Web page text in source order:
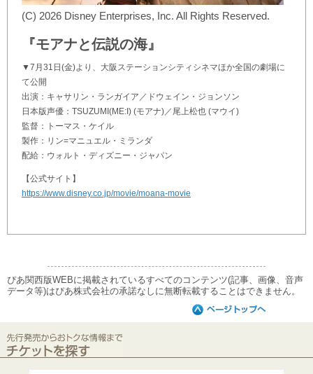
(C) 2026 Disney Enterprises, Inc. All Rights Reserved.
『モアナと伝説の海』
▼7月31日(金)より、大阪ステーションシティシネマほか全国の劇場に
て公開
出演：キャサリン・ランガイア／ドウェイン・ジョンソン
日本版声優：TSUZUMI(ME:I) (モアナ)／尾上松也 (マウイ)
監督：トーマス・ケイル
製作：リン=マニュエル・ミランダ
配給：ウォルト・ディズニー・ジャパン
【公式サイト】
https://www.disney.co.jp/movie/moana-movie
ぴあ関西版WEBに掲載されているすべてのコンテンツ(記事、画像、音声
データ等)はぴあ株式会社の承諾なしに無断転載することはできません。